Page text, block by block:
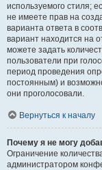
используемого стиля;
не имеете прав на
варианта ответа в
вариант находится на
можете задать
пользователи при
период проведения
постоянным) и
они проголосовали.
Вернуться к началу
Почему я не могу
Ограничение
администратором